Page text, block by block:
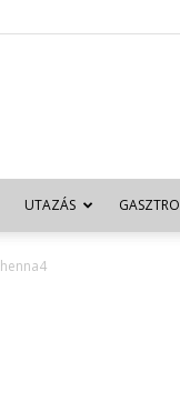
UTAZÁS GASZTRO
henna4